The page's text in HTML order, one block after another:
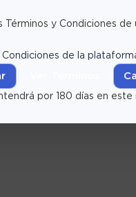
Términos y Condiciones
Condiciones de la
por 180 días en este